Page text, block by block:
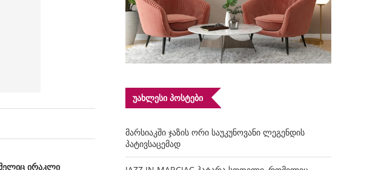
ირაკლი
ᲣᲐᲮᲚᲔᲡᲘ ᲞᲝᲡᲢᲔᲑᲘ
მარსიაკში ჯაზის ორი საუკუნოვანი ლეგენდის
პატივსაცემად